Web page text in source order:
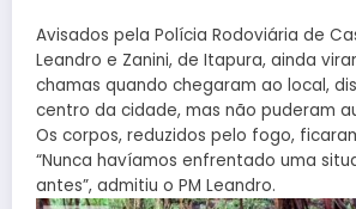
Avisados pela Polícia Rodoviária de
Leandro e Zanini, de Itapura, ainda
chamas quando chegaram ao local,
centro da cidade, mas não puderam
Os corpos, reduzidos pelo fogo,
“Nunca havíamos enfrentado uma
antes”, admitiu o PM Leandro.